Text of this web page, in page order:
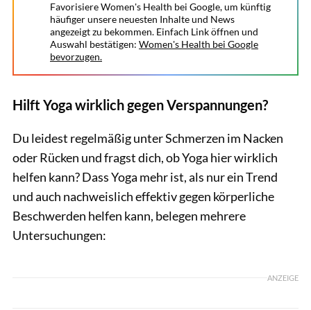
Favorisiere Women's Health bei Google, um künftig
häufiger unsere neuesten Inhalte und News
angezeigt zu bekommen. Einfach Link öffnen und
Auswahl bestätigen: Women's Health bei Google
bevorzugen.
Hilft Yoga wirklich gegen Verspannungen?
Du leidest regelmäßig unter Schmerzen im Nacken
oder Rücken und fragst dich, ob Yoga hier wirklich
helfen kann? Dass Yoga mehr ist, als nur ein Trend
und auch nachweislich effektiv gegen körperliche
Beschwerden helfen kann, belegen mehrere
Untersuchungen:
ANZEIGE